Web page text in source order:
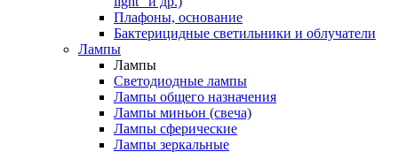
Плафоны, основание
Бактерицидные светильники и облучатели
Лампы
Лампы
Светодиодные лампы
Лампы общего назначения
Лампы миньон (свеча)
Лампы сферические
Лампы зеркальные